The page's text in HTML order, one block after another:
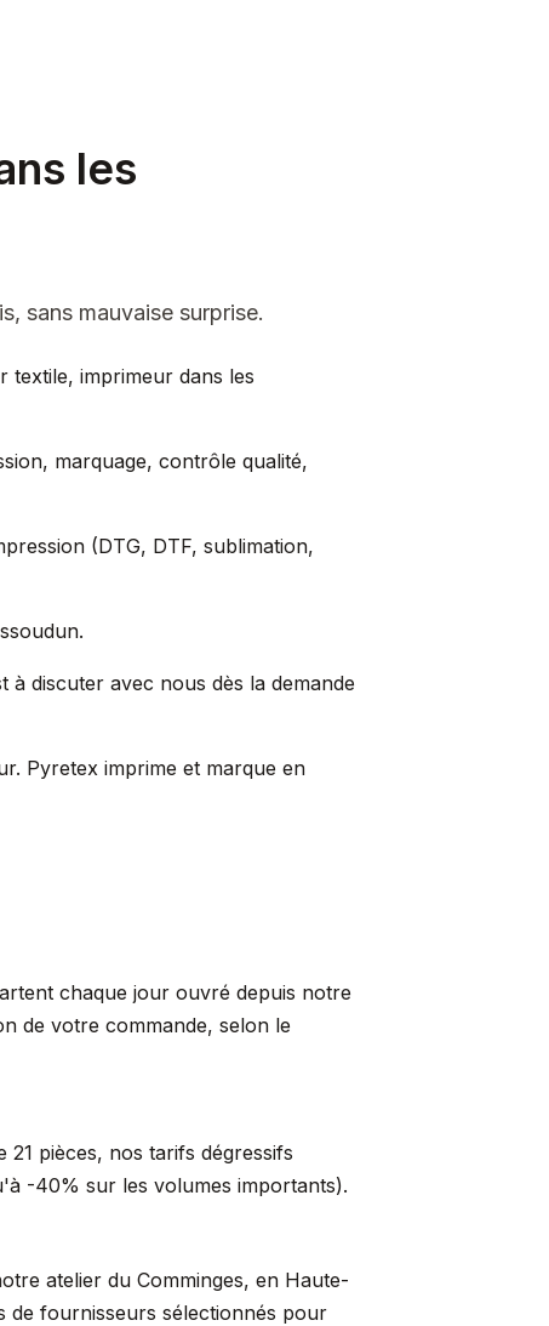
les
sans mauvaise surprise.
textile, imprimeur dans les
marquage, contrôle qualité,
(DTG, DTF, sublimation,
discuter avec nous dès la demande
Pyretex imprime et marque en
chaque jour ouvré depuis notre
de votre commande, selon le
pièces, nos tarifs dégressifs
-40% sur les volumes importants).
atelier du Comminges, en Haute-
de fournisseurs sélectionnés pour